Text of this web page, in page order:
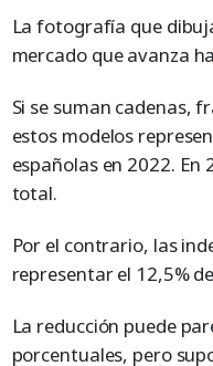
La fotografía que
mercado que avanza
Si se suman cadenas,
estos modelos
españolas en 2022. En
total.
Por el contrario, las
representar el 12,5%
La reducción puede
porcentuales, pero